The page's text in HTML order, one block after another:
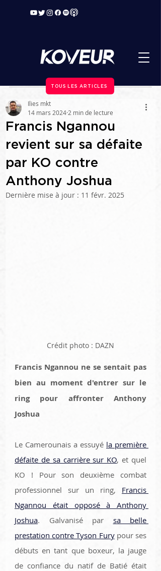
TOUS LES ARTICLES
Francis Ngannou
revient sur sa défaite
par KO contre
Anthony Joshua
Ilies mkt
14 mars 2024 2 min de lecture
Dernière mise à jour : 11 févr. 2025
Crédit photo : DAZN
Francis Ngannou ne se sentait pas
bien au moment d'entrer sur le
ring pour affronter Anthony
Joshua
Le Camerounais a essuyé la première
défaite de sa carrière sur KO, et quel
KO ! Pour son deuxième combat
professionnel sur un ring, Francis
Ngannou était opposé à Anthony
Joshua. Galvanisé par sa belle
prestation contre Tyson Fury pour ses
débuts en tant que boxeur, la jauge
de confiance du natif de Batié était